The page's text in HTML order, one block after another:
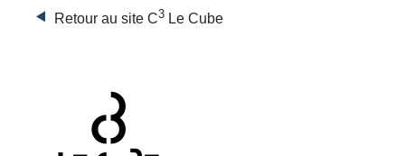
Retour au site C3 Le Cube